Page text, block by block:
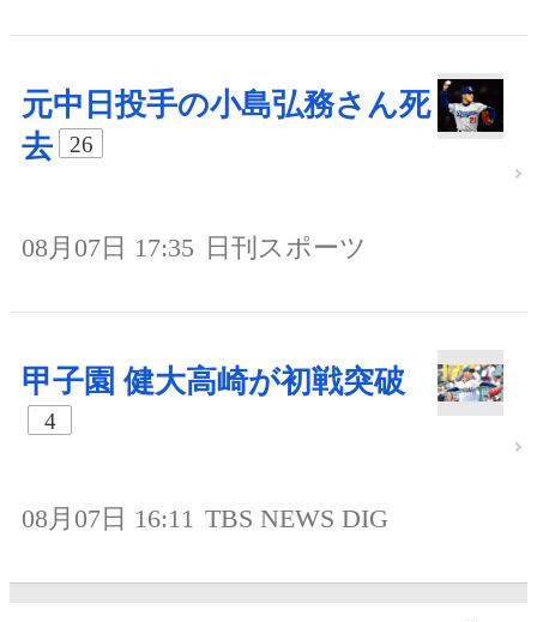
元中日投手の小島弘務さん死
去
26
08月07日 17:35 日刊スポーツ
甲子園 健大高崎が初戦突破
4
08月07日 16:11 TBS NEWS DIG